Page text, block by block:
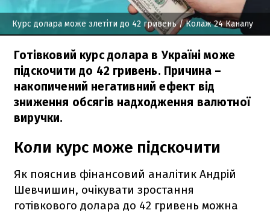
Курс долара може злетіти до 42 гривень/ Колаж 24 Каналу
Готівковий курс долара в Україні може
підскочити до 42 гривень. Причина –
накопичений негативний ефект від
зниження обсягів надходження валютної
виручки.
Коли курс може підскочити
Як пояснив фінансовий аналітик Андрій
Шевчишин, очікувати зростання
готівкового долара до 42 гривень можна